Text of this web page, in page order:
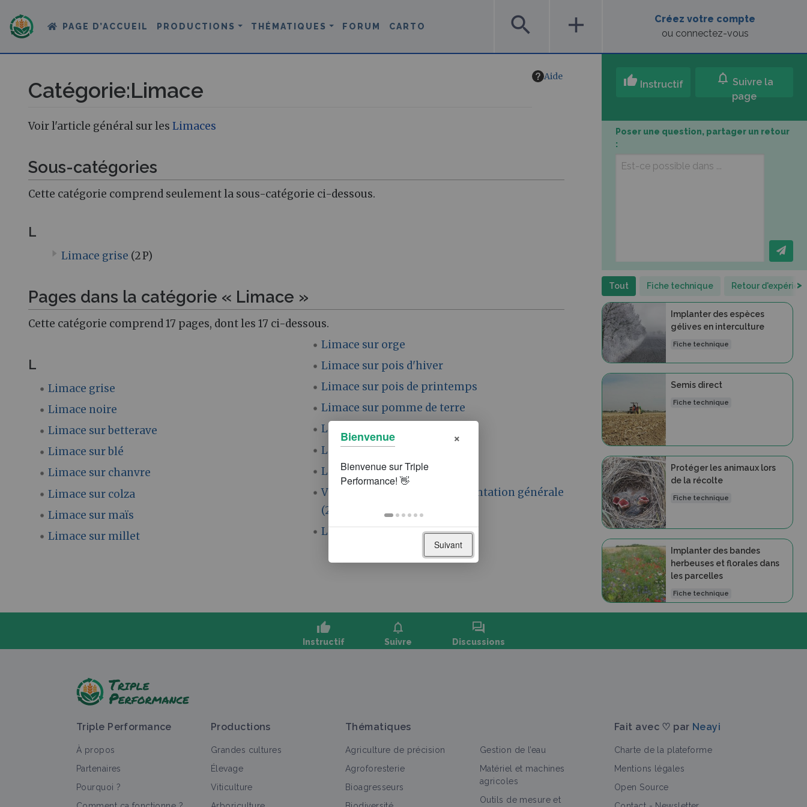
PAGE D’ACCUEIL PRODUCTIONS THÉMATIQUES FORUM CARTO search add
Créez votre compte
ou connectez-vous
Aide
Catégorie:Limace
Aller à :navigation,rechercher
Voir l'article général sur les Limaces
Sous-catégories
Cette catégorie comprend seulement la sous-catégorie ci-dessous.
L
Limace grise (2 P)
Pages dans la catégorie « Limace »
Cette catégorie comprend 17 pages, dont les 17 ci-dessous.
L
Limace grise
Limace noire
Limace sur betterave
Limace sur blé
Limace sur chanvre
Limace sur colza
Limace sur maïs
Limace sur millet
Limace sur orge
Limace sur pois d'hiver
Limace sur pois de printemps
Limace sur pomme de terre
Limace sur soja
Limace sur tabac
Limace sur triticale
Visite Jardin des Peltier : Présentation générale
(2/6)
Limaces sur avoine
thumb_up Instructif notifications Suivre la
page
Poser une question, partager un retour
:
Tout Fiche technique Retour >
Implanter des espèces
gélives en interculture
Fiche technique
Semis direct
Fiche technique
Protéger les animaux lors
de la récolte
Fiche technique
Implanter des bandes
herbeuses et florales dans
les parcelles
Fiche technique
thumb_up
Instructif
notifications
Suivre
forum
Discussions
Triple Performance
À propos
Partenaires
Pourquoi ?
Productions
Grandes cultures
Élevage
Viticulture
Thématiques
Agriculture de précision
Agroforesterie
Bioagresseurs
Gestion de l’eau
Matériel et machines
agricoles
Outils de mesure et
Fait avec ♡ par Neayi
Charte de la plateforme
Mentions légales
Open Source
Bienvenue ×
Suivant